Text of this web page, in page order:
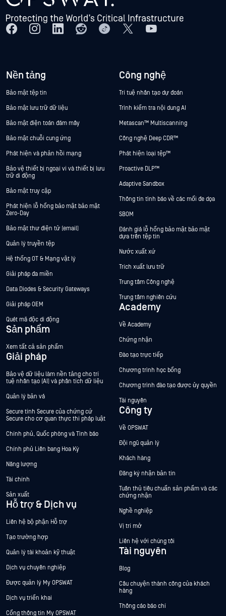
Nền tảng
Bảo mật tệp tin
Bảo mật lưu trữ dữ liệu
Bảo mật điện toán đám mây
Bảo mật chuỗi cung ứng
Phát hiện và phản hồi mạng
Bảo vệ thiết bị ngoại vi và thiết bị lưu
trữ di động
Bảo mật truy cập
Phát hiện lỗ hổng bảo mật bảo mật
Zero-Day
Bảo mật thư điện tử (email)
Quản lý truyền tệp
Hệ thống OT & Mạng vật lý
Giải pháp đa miền
Data Diodes & Security Gateways
Giải pháp OEM
Quét mã độc di động
Sản phẩm
Xem tất cả sản phẩm
Giải pháp
Bảo vệ dữ liệu làm nền tảng cho trí
tuệ nhân tạo (AI) và phân tích dữ liệu
Quản lý bản vá
Secure tính Secure của chứng cứ
Secure cho cơ quan thực thi pháp luật
Chính phủ, Quốc phòng và Tình báo
Chính phủ Liên bang Hoa Kỳ
Năng lượng
Tài chính
Sản xuất
Hỗ trợ & Dịch vụ
Liên hệ bộ phận Hỗ trợ
Tạo trường hợp
Quản lý tài khoản kỹ thuật
Dịch vụ chuyên nghiệp
Được quản lý My OPSWAT
Dịch vụ triển khai
Cổng thông tin My OPSWAT
Công nghệ
Trí tuệ nhân tạo dự đoán
Trình kiểm tra nội dung AI
Metascan™ Multiscanning
Công nghệ Deep CDR™
Phát hiện loại tệp™
Proactive DLP™
Adaptive Sandbox
Thông tin tình báo về các mối đe dọa
SBOM
Đánh giá lỗ hổng bảo mật bảo mật
dựa trên tệp tin
Nước xuất xứ
Trích xuất lưu trữ
Trung tâm Công nghệ
Trung tâm nghiên cứu
Academy
Về Academy
Chứng nhận
Đào tạo trực tiếp
Chương trình học bổng
Chương trình đào tạo được ủy quyền
Tài nguyên
Công ty
Về OPSWAT
Đội ngũ quản lý
Khách hàng
Đăng ký nhận bản tin
Tuân thủ tiêu chuẩn sản phẩm và các
chứng nhận
Nghề nghiệp
Vị trí mở
Liên hệ với chúng tôi
Tài nguyên
Blog
Câu chuyện thành công của khách
hàng
Thông cáo báo chí